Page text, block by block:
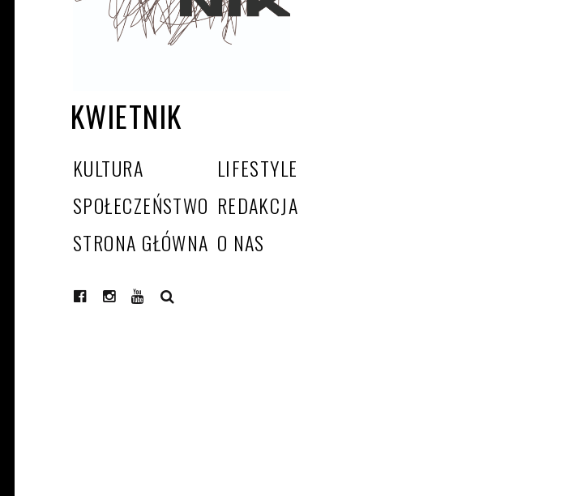
KWIETNIK
KULTURA
LIFESTYLE
SPOŁECZEŃSTWO REDAKCJA
STRONA GŁÓWNA O NAS